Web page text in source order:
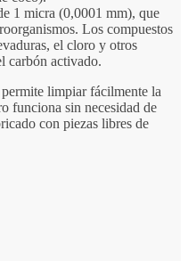
1 micra (0,0001 mm), que
Los compuestos
el cloro y otros
carbón activado.
limpiar fácilmente la
funciona sin necesidad de
con piezas libres de